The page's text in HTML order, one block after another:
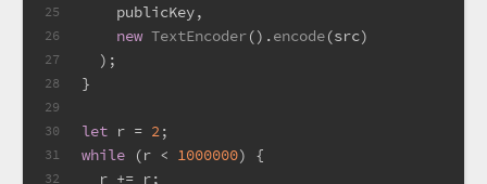
25
26
27
28
29
30
31
32
    publicKey,
new TextEncoder().encode(src)
  );
}
let r = 2;
while (r < 1000000) {
  r += r;